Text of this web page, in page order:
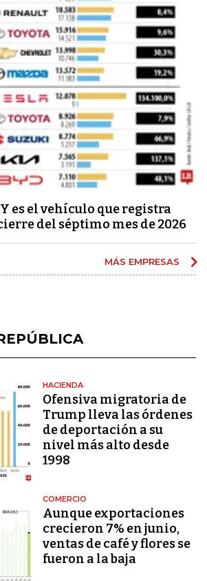
es el vehículo que registra
del séptimo mes de 2026
MÁS EMPRESAS
HACIENDA
Ofensiva migratoria de
Trump lleva las órdenes
de deportación a su
nivel más alto desde
1998
COMERCIO
Aunque exportaciones
crecieron 7% en junio,
ventas de café y flores se
fueron a la baja